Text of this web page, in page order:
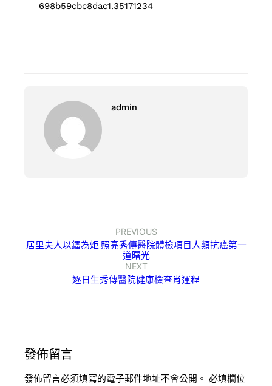
698b59cbc8dac1.35171234
admin
PREVIOUS
居里夫人以鐳為炬 照亮秀傳醫院體檢項目人類抗癌第一
道曙光
NEXT
逐日生秀傳醫院健康檢查肖運程
發佈留言
發佈留言必須填寫的電子郵件地址不會公開。 必填欄位